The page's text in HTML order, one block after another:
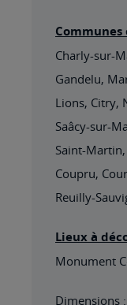
Charly-sur-
Gandelu,
Lions, Citry,
Saâcy-sur-
Saint-
Coupru,
Reuilly-
Lieux à
Monument
Dimensions